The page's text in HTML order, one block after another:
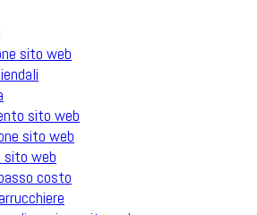
sito web
sito web
sito web
sito web
costo